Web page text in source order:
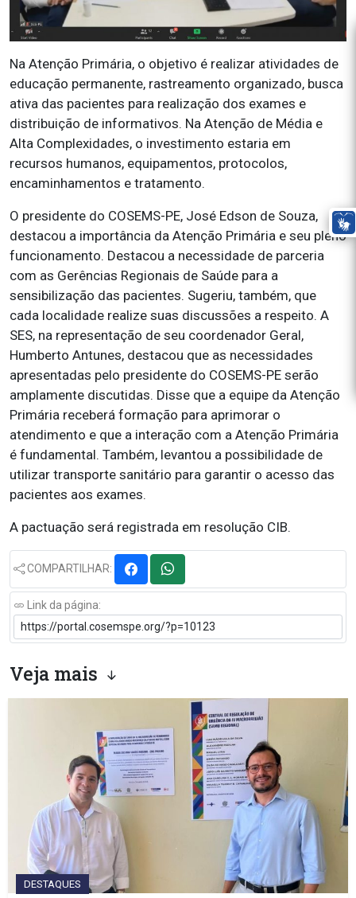
Na Atenção Primária, o objetivo é realizar atividades de
educação permanente, rastreamento organizado, busca
ativa das pacientes para realização dos exames e
distribuição de informativos. Na Atenção de Média e
Alta Complexidades, o investimento estaria em
recursos humanos, equipamentos, protocolos,
encaminhamentos e tratamento.
O presidente do COSEMS-PE, José Edson de Souza,
destacou a importância da Atenção Primária e seu pleno
funcionamento. Destacou a necessidade de parceria
com as Gerências Regionais de Saúde para a
sensibilização das pacientes. Sugeriu, também, que
cada localidade realize suas discussões a respeito. A
SES, na representação de seu coordenador Geral,
Humberto Antunes, destacou que as necessidades
apresentadas pelo presidente do COSEMS-PE serão
amplamente discutidas. Disse que a equipe da Atenção
Primária receberá formação para aprimorar o
atendimento e que a interação com a Atenção Primária
é fundamental. Também, levantou a possibilidade de
utilizar transporte sanitário para garantir o acesso das
pacientes aos exames.
A pactuação será registrada em resolução CIB.
COMPARTILHAR:
Link da página:
Veja mais
DESTAQUES